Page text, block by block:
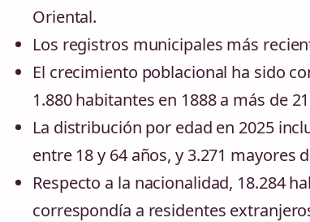
Oriental.
Los registros municipales más
El crecimiento poblacional ha sido
1.880 habitantes en 1888 a más de
La distribución por edad en 2025
entre 18 y 64 años, y 3.271 mayores
Respecto a la nacionalidad, 18.284
correspondía a residentes